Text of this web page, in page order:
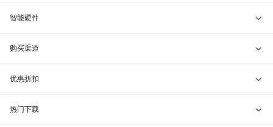
贝锐令牌
行业定制
VIP服务
远程协助
报告漏洞
网站地图
贝锐向日葵 · 远程控制
贝锐蒲公英 · 异地组网
贝锐花生壳 · 动态域名
贝锐洋葱头 · 协作无间
智能硬件
贝锐向日葵硬件
贝锐蒲公英硬件
贝锐花生壳硬件
购买渠道
天猫旗舰店
京东旗舰店
优惠折扣
兑换码通道
热门下载